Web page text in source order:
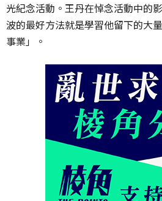
光紀念活動。王丹在悼念活動中的
波的最好方法就是學習他留下的大
事業」。